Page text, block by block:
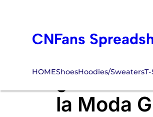
contentCNFans
HOMEShoesHoodies/Sweaters
¿Qué es
la Moda